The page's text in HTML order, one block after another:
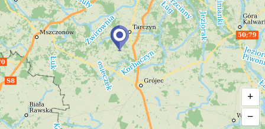
+
−